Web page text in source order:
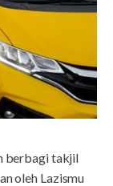
berbagi takjil
oleh Lazismu